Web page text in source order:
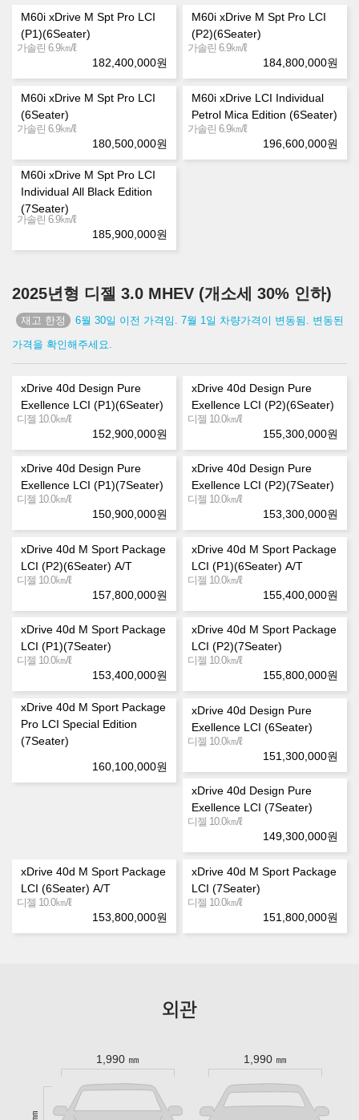
M60i xDrive M Spt Pro LCI
(P1)(6Seater)
가솔린 6.9㎞/ℓ
182,400,000원
M60i xDrive M Spt Pro LCI
(P2)(6Seater)
가솔린 6.9㎞/ℓ
184,800,000원
M60i xDrive M Spt Pro LCI
(6Seater)
가솔린 6.9㎞/ℓ
180,500,000원
M60i xDrive LCI Individual
Petrol Mica Edition (6Seater)
가솔린 6.9㎞/ℓ
196,600,000원
M60i xDrive M Spt Pro LCI
Individual All Black Edition
(7Seater)
가솔린 6.9㎞/ℓ
185,900,000원
2025년형 디젤 3.0 MHEV (개소세 30% 인하)
6월 30일 이전 가격임. 7월 1일 차량가격이 변동됨. 변동된
가격을 확인해주세요.
xDrive 40d Design Pure
Exellence LCI (P1)(6Seater)
디젤 10.0㎞/ℓ
152,900,000원
xDrive 40d Design Pure
Exellence LCI (P2)(6Seater)
디젤 10.0㎞/ℓ
155,300,000원
xDrive 40d Design Pure
Exellence LCI (P1)(7Seater)
디젤 10.0㎞/ℓ
150,900,000원
xDrive 40d Design Pure
Exellence LCI (P2)(7Seater)
디젤 10.0㎞/ℓ
153,300,000원
xDrive 40d M Sport Package
LCI (P2)(6Seater) A/T
디젤 10.0㎞/ℓ
157,800,000원
xDrive 40d M Sport Package
LCI (P1)(6Seater) A/T
디젤 10.0㎞/ℓ
155,400,000원
xDrive 40d M Sport Package
LCI (P1)(7Seater)
디젤 10.0㎞/ℓ
153,400,000원
xDrive 40d M Sport Package
LCI (P2)(7Seater)
디젤 10.0㎞/ℓ
155,800,000원
xDrive 40d M Sport Package
Pro LCI Special Edition
(7Seater)
160,100,000원
xDrive 40d Design Pure
Exellence LCI (6Seater)
디젤 10.0㎞/ℓ
151,300,000원
xDrive 40d Design Pure
Exellence LCI (7Seater)
디젤 10.0㎞/ℓ
149,300,000원
xDrive 40d M Sport Package
LCI (6Seater) A/T
디젤 10.0㎞/ℓ
153,800,000원
xDrive 40d M Sport Package
LCI (7Seater)
디젤 10.0㎞/ℓ
151,800,000원
외관
1,990 ㎜ 1,990 ㎜